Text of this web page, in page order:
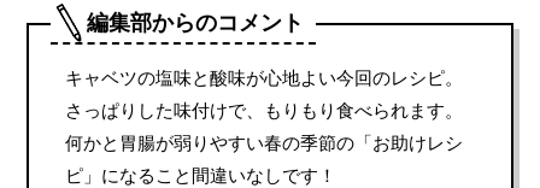
編集部からのコメント
キャベツの塩味と酸味が心地よい今回のレシピ。
さっぱりした味付けで、もりもり食べられます。
何かと胃腸が弱りやすい春の季節の「お助けレシ
ピ」になること間違いなしです！